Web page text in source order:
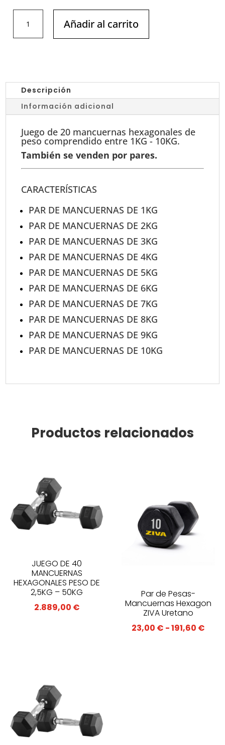
20
DE
1KG
cantidad
Añadir al carrito
Descripción
Información adicional
Juego de 20 mancuernas hexagonales de
peso comprendido entre 1KG - 10KG.
También se venden por pares.
CARACTERÍSTICAS
PAR DE MANCUERNAS DE 1KG
PAR DE MANCUERNAS DE 2KG
PAR DE MANCUERNAS DE 3KG
PAR DE MANCUERNAS DE 4KG
PAR DE MANCUERNAS DE 5KG
PAR DE MANCUERNAS DE 6KG
PAR DE MANCUERNAS DE 7KG
PAR DE MANCUERNAS DE 8KG
PAR DE MANCUERNAS DE 9KG
PAR DE MANCUERNAS DE 10KG
Productos relacionados
JUEGO DE 40
MANCUERNAS
HEXAGONALES PESO DE
2,5KG – 50KG
2.889,00 €
Par de Pesas-
Mancuernas Hexagon
ZIVA Uretano
23,00 € -191,60 €